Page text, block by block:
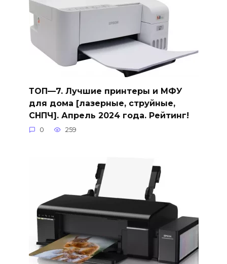
ТОП—7. Лучшие принтеры и МФУ
для дома [лазерные, струйные,
СНПЧ]. Апрель 2024 года. Рейтинг!
0 259